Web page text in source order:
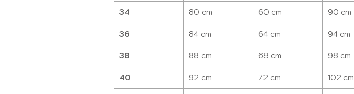
34 80 cm 60 cm 90 cm
36 84 cm 64 cm 94 cm
38 88 cm 68 cm 98 cm
40 92 cm 72 cm 102 cm